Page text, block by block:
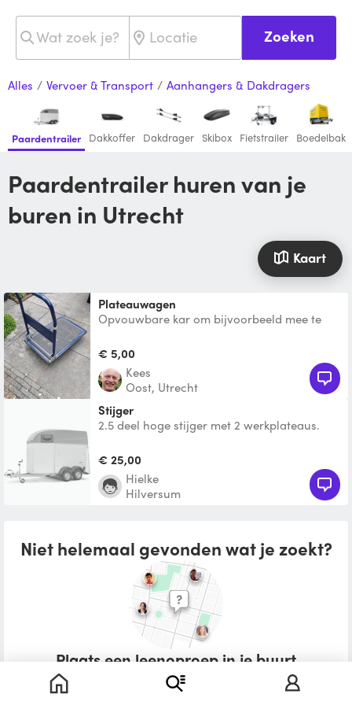
Zoeken
Alles / Vervoer & Transport / Aanhangers & Dakdragers
Paardentrailer Dakkoffer Dakdrager Skibox Fietstrailer Boedelbak
Paardentrailer huren van je
buren in Utrecht
Kaart
Plateauwagen
Opvouwbare kar om bijvoorbeeld mee te
€ 5,00
Kees
Oost, Utrecht
Stijger
2.5 deel hoge stijger met 2 werkplateaus.
€ 25,00
Hielke
Hilversum
Niet helemaal gevonden wat je zoekt?
Plaats een leenoproep in je buurt
Wat zou je willen lenen?